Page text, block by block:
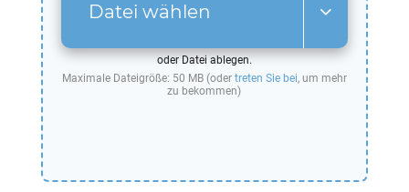
Datei wählen
oder Datei ablegen.
Maximale Dateigröße: 50 MB (oder treten Sie bei, um mehr
zu bekommen)